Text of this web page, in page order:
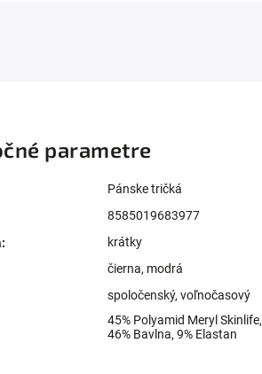
parametre
Pánske tričká
8585019683977
:
krátky
čierna, modrá
spoločenský, voľnočasový
45% Polyamid Meryl Skinlife,
46% Bavlna, 9% Elastan